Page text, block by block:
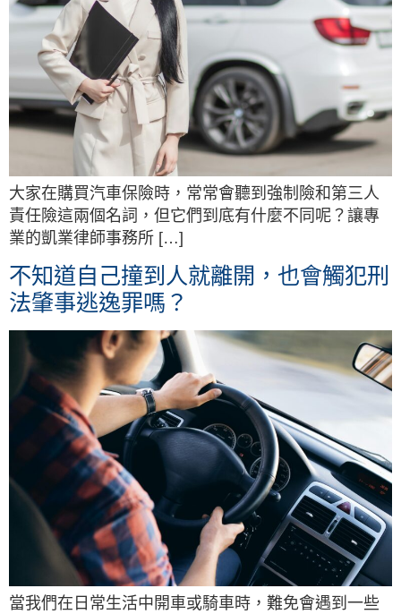
大家在購買汽車保險時，常常會聽到強制險和第三人
責任險這兩個名詞，但它們到底有什麼不同呢？讓專
業的凱業律師事務所 […]
不知道自己撞到人就離開，也會觸犯刑
法肇事逃逸罪嗎？
當我們在日常生活中開車或騎車時，難免會遇到一些